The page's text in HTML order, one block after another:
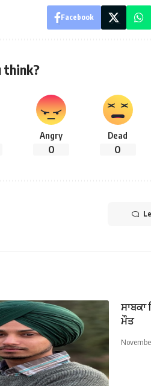
Facebook
think?
Angry
0
Dead
0
ਸਾਬਕਾ
ਮੌਤ